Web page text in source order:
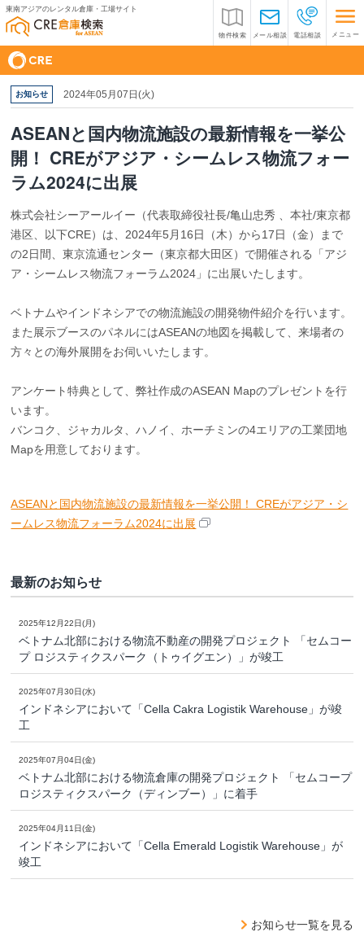
東南アジアのレンタル倉庫・工場サイト
物件検索 メール相談 電話相談 メニュー
お知らせ 2024年05月07日(火)
ASEANと国内物流施設の最新情報を一挙公
開！ CREがアジア・シームレス物流フォー
ラム2024に出展
株式会社シーアールイー（代表取締役社長/亀山忠秀 、本社/東京都
港区、以下CRE）は、2024年5月16日（木）から17日（金）まで
の2日間、東京流通センター（東京都大田区）で開催される「アジ
ア・シームレス物流フォーラム2024」に出展いたします。
ベトナムやインドネシアでの物流施設の開発物件紹介を行います。
また展示ブースのパネルにはASEANの地図を掲載して、来場者の
方々との海外展開をお伺いいたします。
アンケート特典として、弊社作成のASEAN Mapのプレゼントを行
います。
バンコク、ジャカルタ、ハノイ、ホーチミンの4エリアの工業団地
Mapを用意しております。
ASEANと国内物流施設の最新情報を一挙公開！ CREがアジア・シ
ームレス物流フォーラム2024に出展
最新のお知らせ
2025年12月22日(月)
ベトナム北部における物流不動産の開発プロジェクト 「セムコー
プ ロジスティクスパーク（トゥイグエン）」が竣工
2025年07月30日(水)
インドネシアにおいて「Cella Cakra Logistik Warehouse」が竣
工
2025年07月04日(金)
ベトナム北部における物流倉庫の開発プロジェクト 「セムコープ
ロジスティクスパーク（ディンブー）」に着手
2025年04月11日(金)
インドネシアにおいて「Cella Emerald Logistik Warehouse」が
竣工
お知らせ一覧を見る